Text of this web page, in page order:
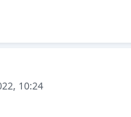
10:24